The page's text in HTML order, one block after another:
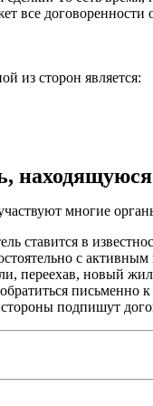
все договоренности
из сторон является:
многие
ставится в
с
переехав, новый
стороны подпишут